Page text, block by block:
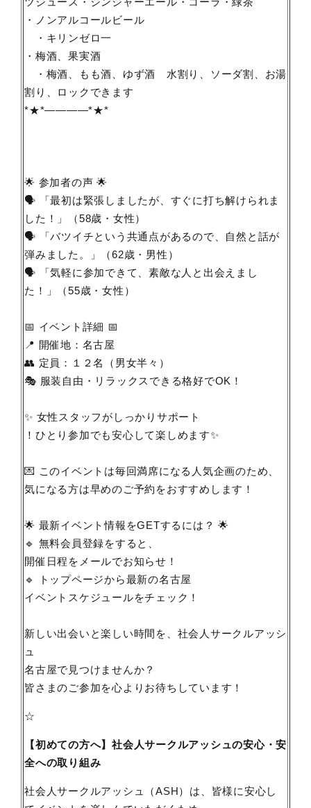
・ノンアルコールビール
・キリンゼロ一
・梅酒、果実酒
・梅酒、もも酒、ゆず酒 水割り、ソーダ割、お湯
割り、ロックできます
*★*――――*★*
🌟 参加者の声 🌟
🗣 「最初は緊張しましたが、すぐに打ち解けられま
した！」（58歳・女性）
🗣 「バツイチという共通点があるので、自然と話が
弾みました。」（62歳・男性）
🗣 「気軽に参加できて、素敵な人と出会えまし
た！」（55歳・女性）
📅 イベント詳細 📅
📍 開催地：名古屋
👥 定員：１２名（男女半々）
🎭 服装自由・リラックスできる格好でOK！
✨ 女性スタッフがしっかりサポート
！ひとり参加でも安心して楽しめます✨
💌 このイベントは毎回満席になる人気企画のため、
気になる方は早めのご予約をおすすめします！
🌟 最新イベント情報をGETするには？ 🌟
🔹 無料会員登録をすると、
開催日程をメールでお知らせ！
🔹 トップページから最新の名古屋
イベントスケジュールをチェック！
新しい出会いと楽しい時間を、社会人サークルアッシ
ュ
名古屋で見つけませんか？
皆さまのご参加を心よりお待ちしています！
☆
【初めての方へ】社会人サークルアッシュの安心・安
全への取り組み
社会人サークルアッシュ（ASH）は、皆様に安心し